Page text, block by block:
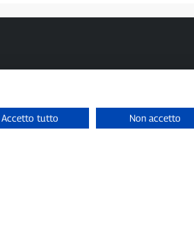
Accetto tutto Non accetto